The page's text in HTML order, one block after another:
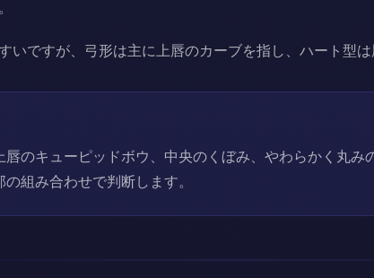
いですが、弓形は主に上唇のカーブを指し、ハート型は
唇のキューピッドボウ、中央のくぼみ、やわらかく丸み
組み合わせで判断します。